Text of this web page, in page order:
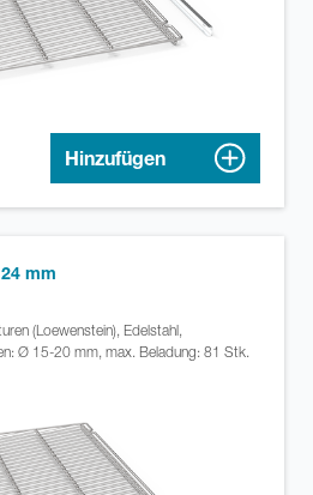
Hinzufügen
mm
(Loewenstein), Edelstahl,
Ø 15-20 mm, max. Beladung: 81 Stk.